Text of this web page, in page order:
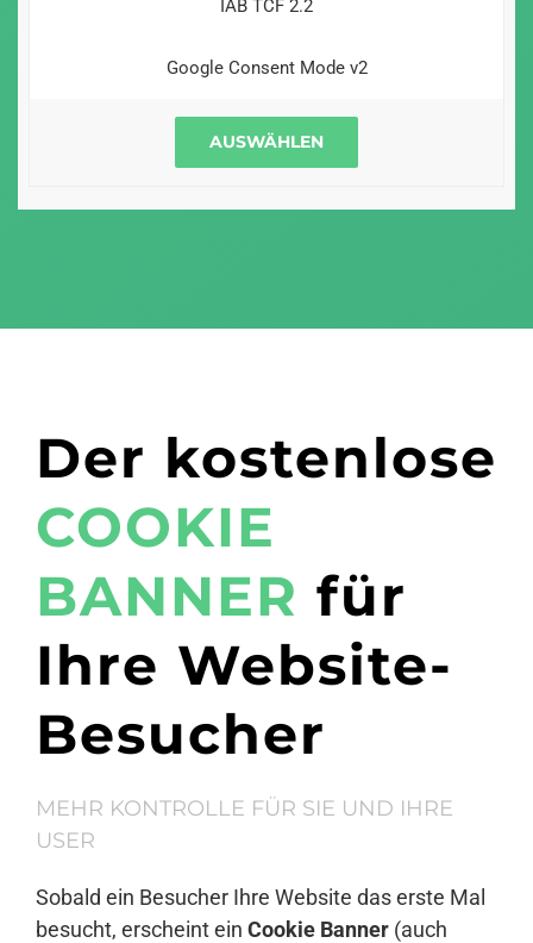
IAB TCF 2.2
Google Consent Mode v2
AUSWÄHLEN
Der kostenlose
COOKIE
BANNER für
Ihre Website-
Besucher
MEHR KONTROLLE FÜR SIE UND IHRE
USER
Sobald ein Besucher Ihre Website das erste Mal
besucht, erscheint ein Cookie Banner (auch